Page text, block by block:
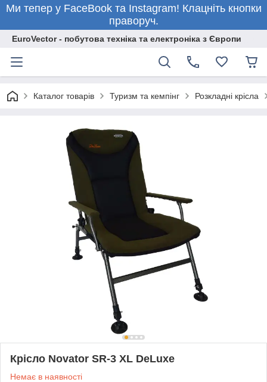
Ми тепер у FaceBook та Instagram! Клацніть кнопки
праворуч.
EuroVector - побутова техніка та електроніка з Європи
Каталог товарів Туризм та кемпінг Розкладні крісла
Крісло Novator SR-3 XL DeLuxe
Немає в наявності